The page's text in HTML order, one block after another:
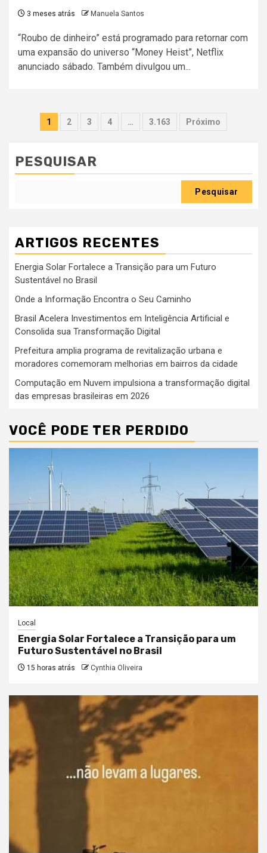
3 meses atrás Manuela Santos
“Roubo de dinheiro” está programado para retornar com
uma expansão do universo “Money Heist”, Netflix
anunciado sábado. Também divulgou um...
Paginação
conteúdos
1 2 3 4 … 3.163 Próximo
PESQUISAR
Pesquisar
ARTIGOS RECENTES
Energia Solar Fortalece a Transição para um Futuro
Sustentável no Brasil
Onde a Informação Encontra o Seu Caminho
Brasil Acelera Investimentos em Inteligência Artificial e
Consolida sua Transformação Digital
Prefeitura amplia programa de revitalização urbana e
moradores comemoram melhorias em bairros da cidade
Computação em Nuvem impulsiona a transformação digital
das empresas brasileiras em 2026
VOCÊ PODE TER PERDIDO
Local
Energia Solar Fortalece a Transição para um
Futuro Sustentável no Brasil
15 horas atrás Cynthia Oliveira